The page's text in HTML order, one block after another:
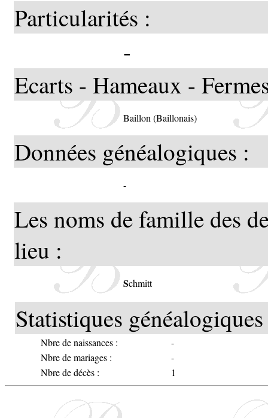
Particularités :
-
Ecarts - Hameaux -
Baillon (Baillonais)
Données généalogiques :
-
Les noms de famille des
lieu :
Schmitt
Statistiques
Nbre de naissances :
-
Nbre de mariages :
-
Nbre de décès :
1